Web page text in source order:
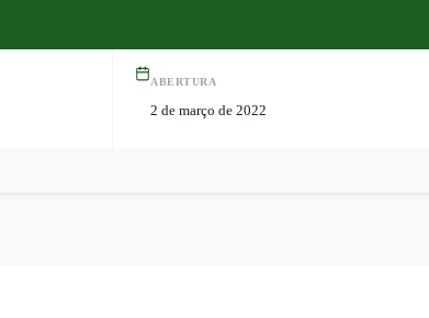
ABERTURA
2 de março de 2022